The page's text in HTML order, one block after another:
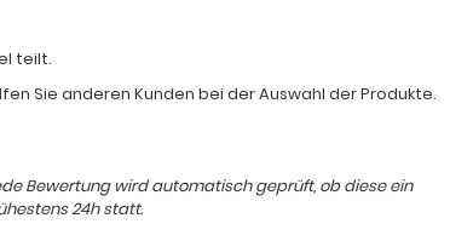
teilt.
Sie anderen Kunden bei der Auswahl der Produkte.
Bewertung wird automatisch geprüft, ob diese ein
24h statt.